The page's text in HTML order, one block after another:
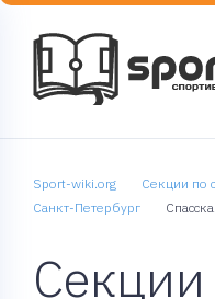
Sport-wiki.org
Секции по
Санкт-Петербург